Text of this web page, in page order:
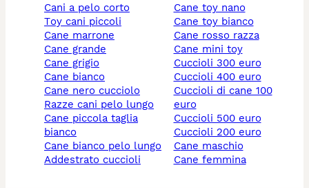
cani a pelo corto
toy cani piccoli
cane marrone
cane grande
cane grigio
cane bianco
cane nero cucciolo
razze cani pelo lungo
cane piccola taglia
bianco
cane bianco pelo lungo
addestrato cuccioli
cane toy nano
cane toy bianco
cane rosso razza
cane mini toy
cuccioli 300 euro
cuccioli 400 euro
cuccioli di cane 100
euro
cuccioli 500 euro
cuccioli 200 euro
cane maschio
cane femmina